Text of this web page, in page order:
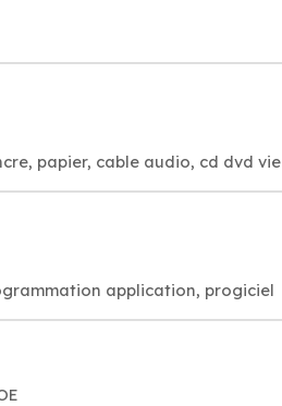
papier, cable audio, cd dvd vie
application, progiciel